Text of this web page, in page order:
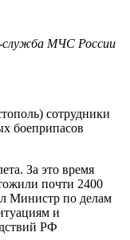
служба МЧС России
сотрудники
боеприпасов
За это время
почти 2400
Министр по делам
и
РФ